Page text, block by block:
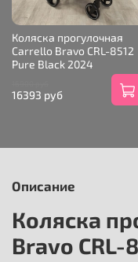
Коляска прогулочная
Carrello Bravo CRL-8512
Pure Black 2024
16393 руб
Описание
Коляска
Bravo CRL-